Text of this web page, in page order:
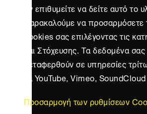
Αν επιθυμείτε να δείτε αυτό το
παρακαλούμε να προσαρμόσετε
cookies σας επιλέγοντας τις
και Στόχευσης. Τα δεδομένα
μεταφερθούν σε υπηρεσίες
τα YouTube, Vimeo,
Προσαρμογή των ρυθμίσεων